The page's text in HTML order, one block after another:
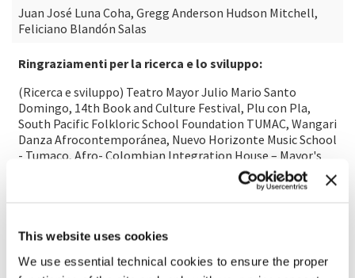
This website uses cookies
We use essential technical cookies to ensure the proper
Juan José Luna Coha, Gregg Anderson Hudson Mitchell,
Feliciano Blandón Salas
Ringraziamenti per la ricerca e lo sviluppo:
(Ricerca e sviluppo) Teatro Mayor Julio Mario Santo
Domingo, 14th Book and Culture Festival, Plu con Pla,
South Pacific Folkloric School Foundation TUMAC, Wangari
Danza Afrocontemporánea, Nuevo Horizonte Music School
- Tumaco, Afro- Colombian Integration House – Mayor's
Office of Medellín, 4ESKUELA, Pedro Nel Gómez Museum,